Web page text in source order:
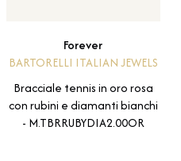
Forever
BARTORELLI ITALIAN JEWELS
Bracciale tennis in oro rosa
con rubini e diamanti bianchi
- M.TBRRUBYDIA2.00OR